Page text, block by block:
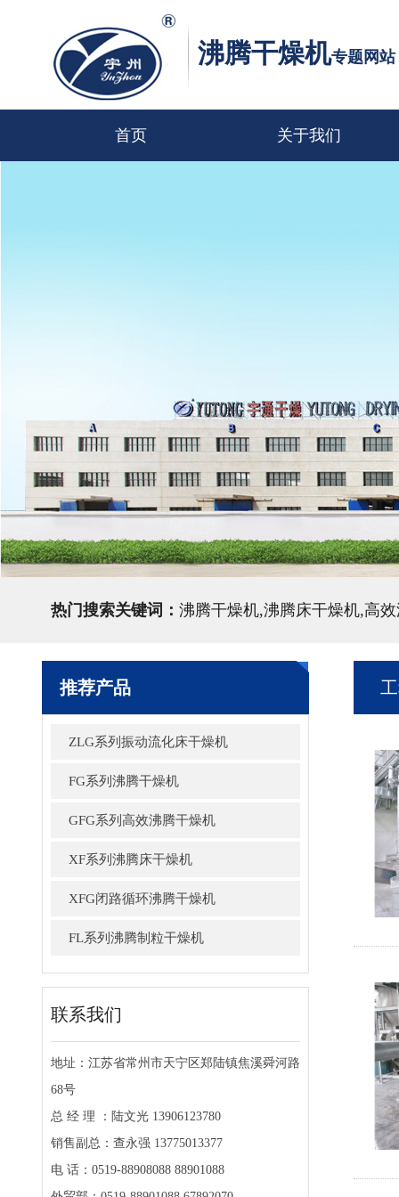
沸腾干燥机专题网站
首页 关于我们
热门搜索关键词： 沸腾干燥机,沸腾床干燥机,高
推荐产品
ZLG系列振动流化床干燥机
FG系列沸腾干燥机
GFG系列高效沸腾干燥机
XF系列沸腾床干燥机
XFG闭路循环沸腾干燥机
FL系列沸腾制粒干燥机
联系我们
地址：江苏省常州市天宁区郑陆镇焦溪舜河路
68号
总 经 理 ：陆文光 13906123780
销售副总：查永强 13775013377
电 话：0519-88908088 88901088